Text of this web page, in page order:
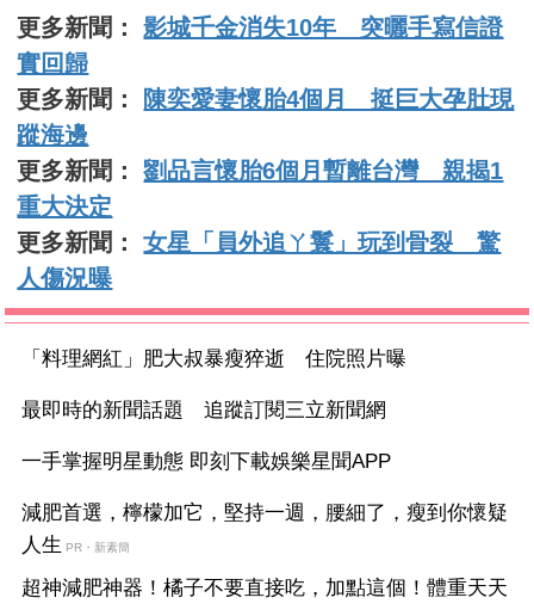
更多新聞：影城千金消失10年 突曬手寫信證
實回歸
更多新聞：
陳奕愛妻懷胎4個月 挺巨大孕肚現
蹤海邊
更多新聞：劉品言懷胎6個月暫離台灣 親揭1
重大決定
更多新聞：女星「員外追ㄚ鬟」玩到骨裂 驚
人傷況曝
「料理網紅」肥大叔暴瘦猝逝 住院照片曝
最即時的新聞話題 追蹤訂閱三立新聞網
一手掌握明星動態 即刻下載娛樂星聞APP
減肥首選，檸檬加它，堅持一週，腰細了，瘦到你懷疑
人生 PR・新素簡
超神減肥神器！橘子不要直接吃，加點這個！體重天天